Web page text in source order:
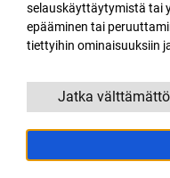
selauskäyttäytymistä tai
epääminen tai
tiettyihin ominaisuuksiin
Jatka